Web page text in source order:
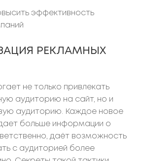
эффективность
РЕКЛАМНЫХ
не только привлекать
аудиторию на сайт, но и
аудиторию. Каждое новое
больше информации о
даёт возможность
с аудиторией более